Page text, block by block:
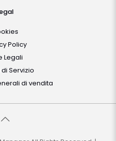
Policy
Legali
Servizio
di vendita